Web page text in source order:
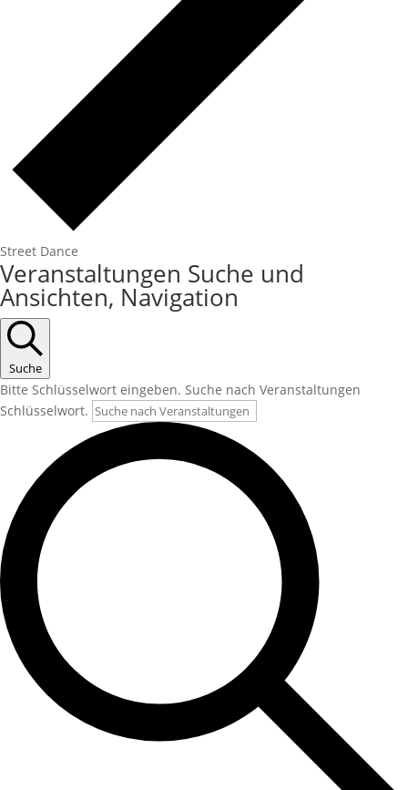
Street Dance
Veranstaltungen Suche und
Ansichten, Navigation
Suche
Bitte Schlüsselwort eingeben. Suche nach Veranstaltungen
Schlüsselwort.